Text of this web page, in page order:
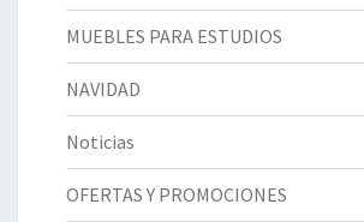
MUEBLES PARA ESTUDIOS
NAVIDAD
Noticias
OFERTAS Y PROMOCIONES